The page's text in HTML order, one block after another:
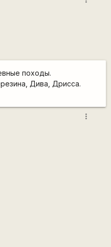
походы.
Дива, Дрисса.
more_vert